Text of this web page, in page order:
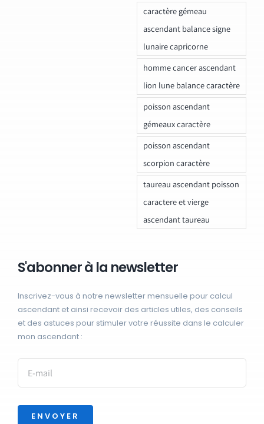
caractère gémeau
ascendant balance signe
lunaire capricorne
homme cancer ascendant
lion lune balance caractère
poisson ascendant
gémeaux caractère
poisson ascendant
scorpion caractère
taureau ascendant poisson
caractere et vierge
ascendant taureau
S'abonner à la newsletter
Inscrivez-vous à notre newsletter mensuelle pour calcul
ascendant et ainsi recevoir des articles utiles, des conseils
et des astuces pour stimuler votre réussite dans le calculer
mon ascendant :
ENVOYER